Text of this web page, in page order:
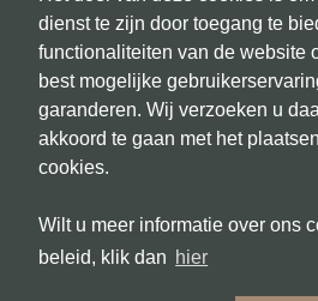
dienst te zijn door toegang te
functionaliteiten van de website
best mogelijke
garanderen. Wij verzoeken u
akkoord te gaan met het
cookies.
Wilt u meer informatie over ons
beleid, klik dan hier
Extra
BIC/SWIFT: INGBNL2A
KvK nummer: 171 80 180
BTW nummer: NL815432811B01
info@ipparking.nl
Copyright © 2026 IPParking.